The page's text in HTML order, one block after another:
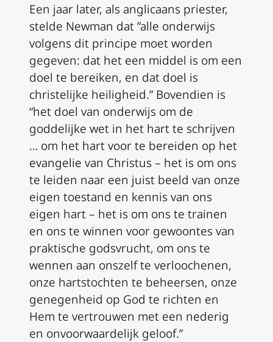
Een jaar later, als anglicaans priester,
stelde Newman dat ”alle onderwijs
volgens dit principe moet worden
gegeven: dat het een middel is om een
doel te bereiken, en dat doel is
christelijke heiligheid.” Bovendien is
“het doel van onderwijs om de
goddelijke wet in het hart te schrijven
… om het hart voor te bereiden op het
evangelie van Christus – het is om ons
te leiden naar een juist beeld van onze
eigen toestand en kennis van ons
eigen hart – het is om ons te trainen
en ons te winnen voor gewoontes van
praktische godsvrucht, om ons te
wennen aan onszelf te verloochenen,
onze hartstochten te beheersen, onze
genegenheid op God te richten en
Hem te vertrouwen met een nederig
en onvoorwaardelijk geloof.”